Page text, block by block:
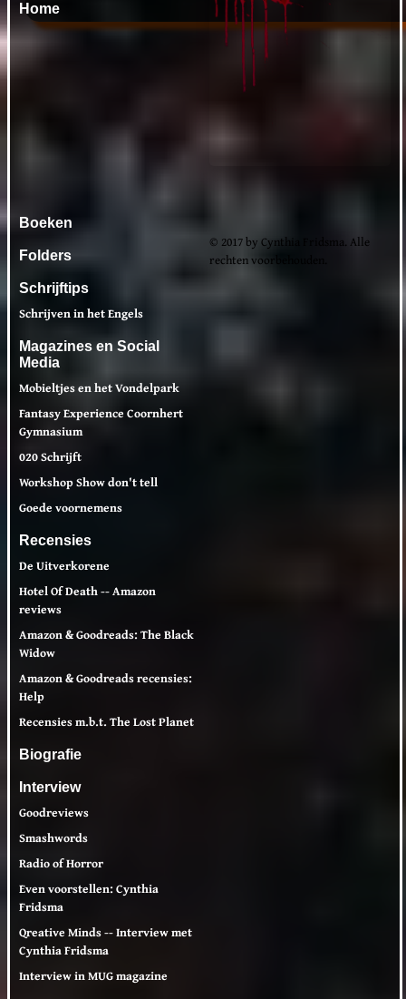
Home
Boeken
Folders
Schrijftips
Schrijven in het Engels
Magazines en Social
Media
Mobieltjes en het Vondelpark
Fantasy Experience Coornhert
Gymnasium
020 Schrijft
Workshop Show don't tell
Goede voornemens
Recensies
De Uitverkorene
Hotel Of Death -- Amazon
reviews
Amazon & Goodreads: The Black
Widow
Amazon & Goodreads recensies:
Help
Recensies m.b.t. The Lost Planet
Biografie
Interview
Goodreviews
Smashwords
Radio of Horror
Even voorstellen: Cynthia
Fridsma
Qreative Minds -- Interview met
Cynthia Fridsma
Interview in MUG magazine
© 2017 by Cynthia Fridsma. Alle
rechten voorbehouden.